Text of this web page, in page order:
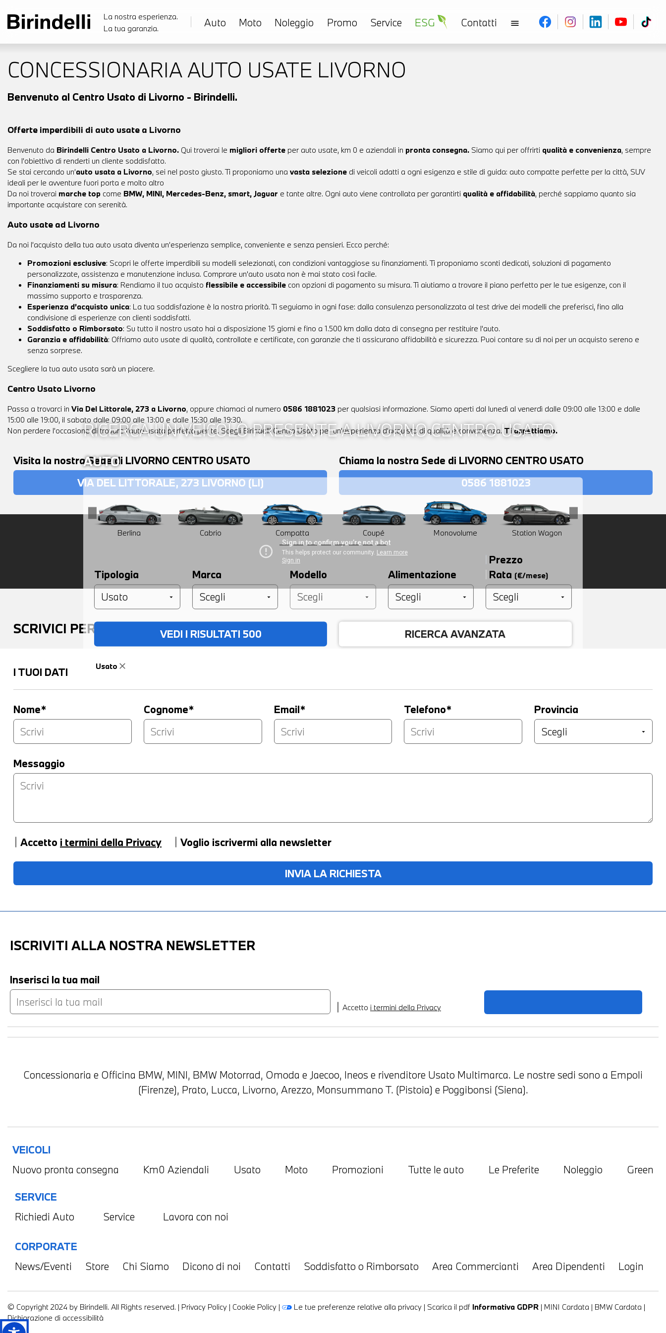
La nostra esperienza.
La tua garanzia.
Auto Moto Noleggio Promo Service ESG Contatti menu
CONCESSIONARIA AUTO USATE LIVORNO
Benvenuto al Centro Usato di Livorno - Birindelli.
Offerte imperdibili di auto usate a Livorno
Benvenuto da Birindelli Centro Usato a Livorno. Qui troverai le migliori offerte per auto usate, km 0 e aziendali in pronta consegna. Siamo qui per offrirti qualità e convenienza, sempre
con l’obiettivo di renderti un cliente soddisfatto.
Se stai cercando un’auto usata a Livorno, sei nel posto giusto. Ti proponiamo una vasta selezione di veicoli adatti a ogni esigenza e stile di guida: auto compatte perfette per la città, SUV
ideali per le avventure fuori porta e molto altro
Da noi troverai marche top come BMW, MINI, Mercedes-Benz, smart, Jaguar e tante altre. Ogni auto viene controllata per garantirti qualità e affidabilità, perché sappiamo quanto sia
importante acquistare con serenità.
Auto usate ad Livorno
Da noi l’acquisto della tua auto usata diventa un’esperienza semplice, conveniente e senza pensieri. Ecco perché:
Promozioni esclusive: Scopri le offerte imperdibili su modelli selezionati, con condizioni vantaggiose su finanziamenti. Ti proponiamo sconti dedicati, soluzioni di pagamento
personalizzate, assistenza e manutenzione inclusa. Comprare un'auto usata non è mai stato così facile.
Finanziamenti su misura: Rendiamo il tuo acquisto flessibile e accessibile con opzioni di pagamento su misura. Ti aiutiamo a trovare il piano perfetto per le tue esigenze, con il
massimo supporto e trasparenza.
Esperienza d’acquisto unica: La tua soddisfazione è la nostra priorità. Ti seguiamo in ogni fase: dalla consulenza personalizzata al test drive dei modelli che preferisci, fino alla
condivisione di esperienze con clienti soddisfatti.
Soddisfatto o Rimborsato: Su tutto il nostro usato hai a disposizione 15 giorni e fino a 1.500 km dalla data di consegna per restituire l'auto.
Garanzia e affidabilità: Offriamo auto usate di qualità, controllate e certificate, con garanzie che ti assicurano affidabilità e sicurezza. Puoi contare su di noi per un acquisto sereno e
senza sorprese.
Scegliere la tua auto usata sarà un piacere.
Centro Usato Livorno
Passa a trovarci in Via Del Littorale, 273 a Livorno, oppure chiamaci al numero 0586 1881023 per qualsiasi informazione. Siamo aperti dal lunedì al venerdì dalle 09:00 alle 13:00 e dalle
15:00 alle 19:00, il sabato dalle 09:00 alle 13:00 e dalle 15:30 alle 19:30.
Non perdere l’occasione di trovare l’auto usata perfetta per te. Scegli Birindelli Centro Usato per un’esperienza d’acquisto di qualità e convenienza. Ti aspettiamo.
Visita la nostra Sede di LIVORNO CENTRO USATO
VIA DEL LITTORALE, 273 LIVORNO (LI)
Chiama la nostra Sede di LIVORNO CENTRO USATO
0586 1881023
RICERCA UN VEICOLO PRESENTE A LIVORNO CENTRO USATO
AUTO
Berlina Cabrio Compatta Coupé Monovolume Station Wagon
Tipologia Marca Modello Alimentazione
Prezzo
Rata (€/mese)
VEDI I RISULTATI 500 RICERCA AVANZATA
Usato close
SCRIVICI PER RICHIESTE O INFORMAZIONI
I TUOI DATI
Nome* Cognome* Email* Telefono* Provincia
Messaggio
Accetto i termini della Privacy Voglio iscrivermi alla newsletter
ISCRIVITI ALLA NOSTRA NEWSLETTER
Inserisci la tua mail
Accetto i termini della Privacy
Concessionaria e Officina BMW, MINI, BMW Motorrad, Omoda e Jaecoo, Ineos e rivenditore Usato Multimarca. Le nostre sedi sono a Empoli
(Firenze), Prato, Lucca, Livorno, Arezzo, Monsummano T. (Pistoia) e Poggibonsi (Siena).
VEICOLI
Nuovo pronta consegna
Km0 Aziendali Usato Moto Promozioni Tutte le auto Le Preferite Noleggio
Green
SERVICE
Richiedi Auto
Service Lavora con noi
CORPORATE
News/Eventi
Store Chi Siamo Dicono di noi Contatti Soddisfatto o Rimborsato Area Commercianti Area Dipendenti Login
© Copyright 2024 by Birindelli. All Rights reserved. | Privacy Policy | Cookie Policy | Le tue preferenze relative alla privacy | Scarica il pdf Informativa GDPR | MINI Cardata | BMW Cardata |
Dichiarazione di accessibilità